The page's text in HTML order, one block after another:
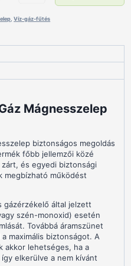
,Víz-gáz-fűtés
Mágnesszelep
biztonságos megoldás
főbb jellemzői közé
és egyedi biztonsági
megbízható működést
gázérzékelő által jelzett
szén-monoxid) esetén
Továbbá áramszünet
maximális biztonságot. A
akkor lehetséges, ha a
elkerülve a nem kívánt